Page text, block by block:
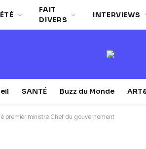
FAIT
DIVERS
INTERVIEWS
SANTÉ Buzz du Monde
premier ministre Chef du gouvernement